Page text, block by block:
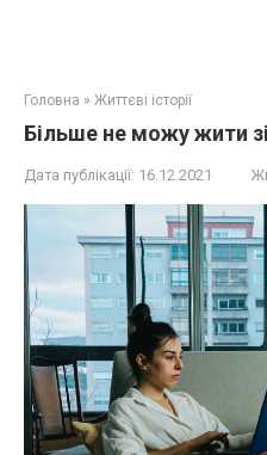
Головна » Життєві історії
Більше не можу жити
Дата публікації: 16.12.2021